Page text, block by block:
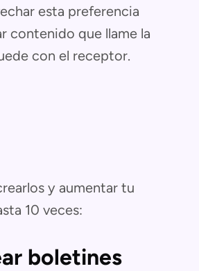
esta preferencia
contenido que llame la
con el receptor.
y aumentar tu
10 veces:
boletines